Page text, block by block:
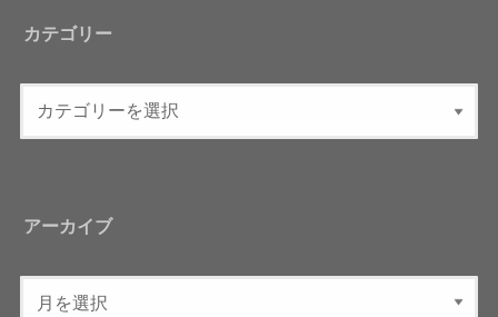
カテゴリー
アーカイブ